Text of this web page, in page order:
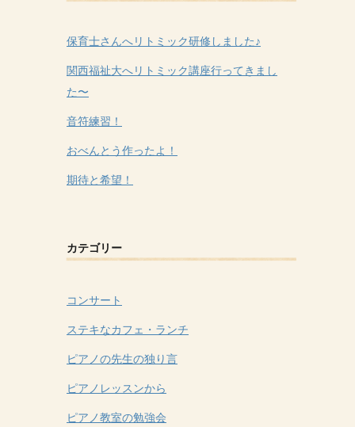
保育士さんへリトミック研修しました♪
関西福祉大へリトミック講座行ってきまし
た〜
音符練習！
おべんとう作ったよ！
期待と希望！
カテゴリー
コンサート
ステキなカフェ・ランチ
ピアノの先生の独り言
ピアノレッスンから
ピアノ教室の勉強会